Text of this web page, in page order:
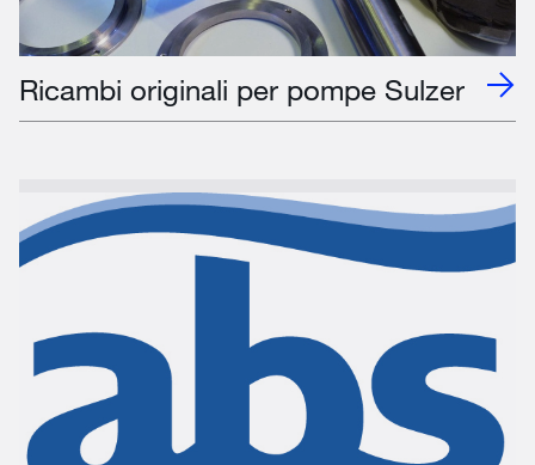
Ricambi originali per pompe Sulzer